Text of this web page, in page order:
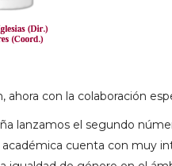
con la colaboración
lanzamos el segundo
cuenta con muy